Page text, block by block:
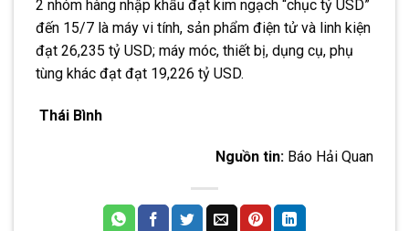
2 nhóm hàng nhập khẩu đạt kim ngạch “chục tỷ USD”
đến 15/7 là máy vi tính, sản phẩm điện tử và linh kiện
đạt 26,235 tỷ USD; máy móc, thiết bị, dụng cụ, phụ
tùng khác đạt đạt 19,226 tỷ USD.
Thái Bình
Nguồn tin: Báo Hải Quan